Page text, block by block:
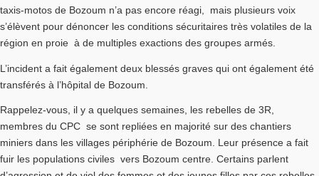
taxis-motos de Bozoum n’a pas encore réagi, mais plusieurs voix
s’élèvent pour dénoncer les conditions sécuritaires très volatiles de la
région en proie à de multiples exactions des groupes armés.
L’incident a fait également deux blessés graves qui ont également été
transférés à l’hôpital de Bozoum.
Rappelez-vous, il y a quelques semaines, les rebelles de 3R,
membres du CPC se sont repliées en majorité sur des chantiers
miniers dans les villages périphérie de Bozoum. Leur présence a fait
fuir les populations civiles vers Bozoum centre. Certains parlent